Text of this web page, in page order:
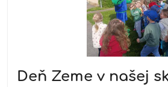
Deň Zeme v našej